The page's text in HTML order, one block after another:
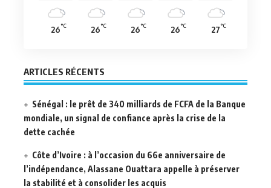
26°C 26°C 26°C 26°C 27°C
ARTICLES RÉCENTS
Sénégal : le prêt de 340 milliards de FCFA de la Banque
mondiale, un signal de confiance après la crise de la
dette cachée
Côte d’Ivoire : à l’occasion du 66e anniversaire de
l’indépendance, Alassane Ouattara appelle à préserver
la stabilité et à consolider les acquis